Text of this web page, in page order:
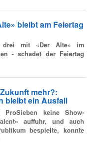
bleibt am Feiertag
drei mit «Der Alte» im
- schadet der Feiertag
mehr?:
bleibt ein Ausfall
ProSieben keine Show-
auffuhr, und auch
bespielte, konnte